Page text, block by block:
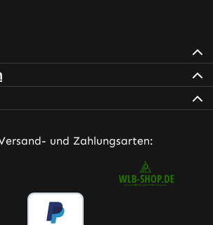
– öffnet in neuem Tab
vorbei – öffnet in neuem Tab
auf Pinterest inspirieren – öffnet in
uns auf X – öffnet in neuem Tab
und Zahlungsarten: